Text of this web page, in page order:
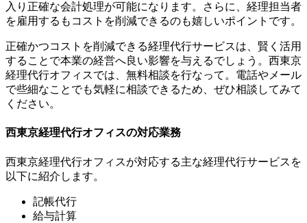
入り正確な会計処理が可能になります。さらに、経理担当者
を雇用するもコストを削減できるのも嬉しいポイントです。
正確かつコストを削減できる経理代行サービスは、賢く活用
することで本業の経営へ良い影響を与えるでしょう。西東京
経理代行オフィスでは、無料相談を行なって。電話やメール
で些細なことでも気軽に相談できるため、ぜひ相談してみて
ください。
西東京経理代行オフィスの対応業務
西東京経理代行オフィスが対応する主な経理代行サービスを
以下に紹介します。
記帳代行
給与計算